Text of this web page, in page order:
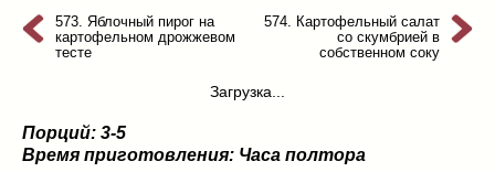
из слоеного теста(8)
на пикник(13)
(5)
салаты(198)
сладкие блюда(9)
573. Яблочный пирог на
картофельном дрожжевом
тесте
574. Картофельный салат
со скумбрией в
собственном соку
Загрузка...
Порций: 3-5
Время приготовления: Часа полтора